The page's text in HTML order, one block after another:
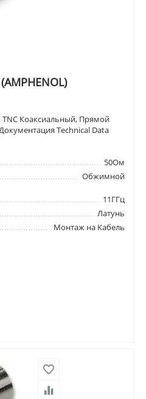
Коаксиальный, Прямой
Technical Data
50Ом
Обжимной
11ГГц
Латунь
Монтаж на Кабель